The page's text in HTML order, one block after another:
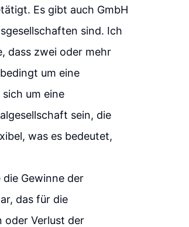
Es gibt auch GmbH
sind. Ich
dass zwei oder mehr
um eine
um eine
sein, die
was es bedeutet,
Gewinne der
das für die
oder Verlust der